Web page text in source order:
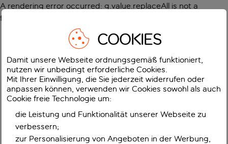
A rendering error occurred: g.value.replaceAll is not a
function
COOKIES
Damit unsere Webseite ordnungsgemäß funktioniert,
nutzen wir unbedingt erforderliche Cookies.
Mit Ihrer Einwilligung, die Sie jederzeit widerrufen oder
anpassen können, verwenden wir Cookies sowohl als auch
Cookie freie Technologie um:
die Leistung und Funktionalität unserer Webseite zu
verbessern;
zur Personalisierung von Angeboten in der Werbung,